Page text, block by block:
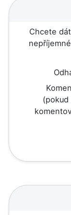
Chcete
(pokud